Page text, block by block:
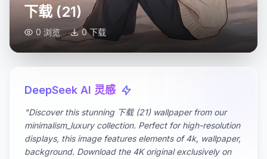
下载 (21)
0 浏览 0 下载
DeepSeek AI 灵感
"Discover this stunning 下载 (21) wallpaper from our
minimalism_luxury collection. Perfect for high-resolution
displays, this image features elements of 4k, wallpaper,
background. Download the 4K original exclusively on